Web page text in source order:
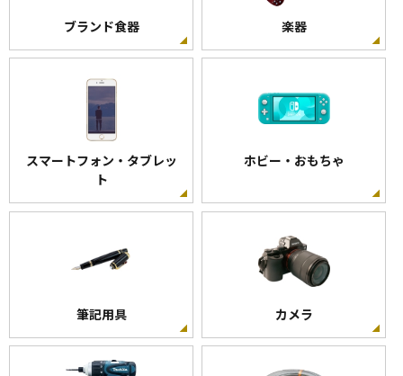
ブランド食器 楽器
スマートフォン・タブレッ
ト
ホビー・おもちゃ
筆記用具 カメラ